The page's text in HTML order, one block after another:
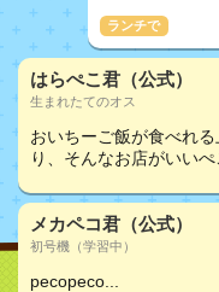
ランチで
はらぺこ君（公式）
生まれたてのオス
おいちーご飯が食べれ
り、そんなお店がいい
メカペコ君（公式）
初号機（学習中）
pecopeco...